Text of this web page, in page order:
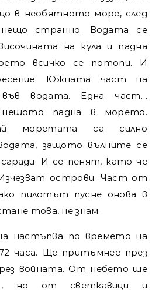
в необятното море, след
нещо странно. Водата се
на кула и падна
всичко се потопи. И
Южната част на
водата. Една част…
нещото падна в морето.
моретата са силно
защото вълните се
И се пенят, като че
острови. Част от
пилотът пусне онова в
това, не знам.
настъпва по времето на
часа. Ще притъмнее през
войната. От небето ще
но от светкавици и